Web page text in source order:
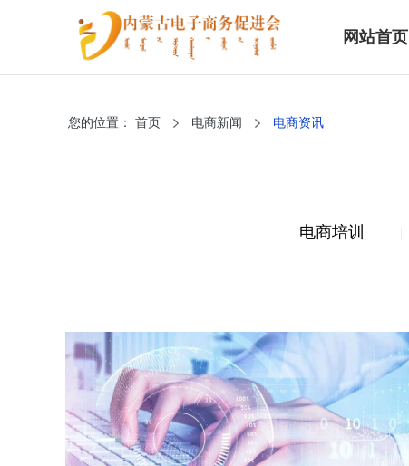
网站首页
您的位置： 首页 电商新闻 电商资讯
电商培训